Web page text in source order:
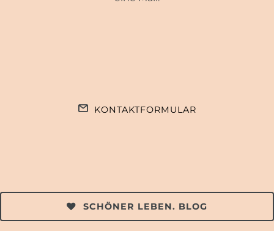
KONTAKTFORMULAR
SCHÖNER LEBEN. BLOG